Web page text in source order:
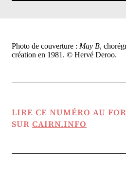
Photo de couverture : May B,
création en 1981. © Hervé Deroo.
LIRE CE NUMÉRO AU
SUR CAIRN.INFO